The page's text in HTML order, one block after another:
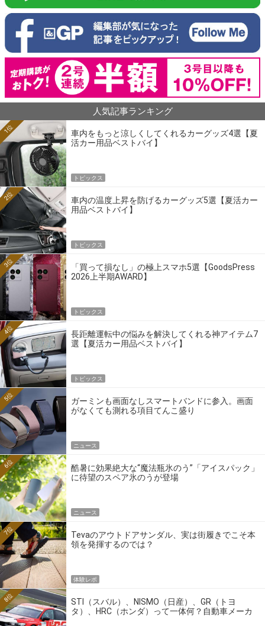
人気記事ランキング
車内をもっと涼しくしてくれるカーグッズ4選【夏
活カー用品ベストバイ】
1位
トピックス
車内の温度上昇を防げるカーグッズ5選【夏活カー
用品ベストバイ】
2位
トピックス
「買って損なし」の極上スマホ5選【GoodsPress
2026上半期AWARD】
3位
トピックス
長距離運転中の悩みを解決してくれる神アイテム7
選【夏活カー用品ベストバイ】
4位
トピックス
ガーミンも画面なしスマートバンドに参入。画面
がなくても測れる項目てんこ盛り
5位
ニュース
酷暑に効果絶大な“魔法瓶氷のう”「アイスパック」
に待望のスペア氷のうが登場
6位
ニュース
Tevaのアウトドアサンダル、実は街履きでこそ本
領を発揮するのでは？
7位
体験レポ
STI（スバル）、NISMO（日産）、GR（トヨ
タ）、HRC（ホンダ）って一体何？自動車メーカ
8位